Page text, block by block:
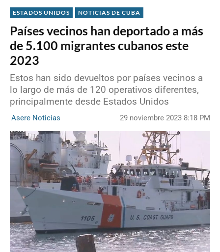
ESTADOS UNIDOS NOTICIAS DE CUBA
Países vecinos han deportado a más
de 5.100 migrantes cubanos este
2023
Estos han sido devueltos por países vecinos a
lo largo de más de 120 operativos diferentes,
principalmente desde Estados Unidos
Asere Noticias 29 noviembre 2023 8:18 PM